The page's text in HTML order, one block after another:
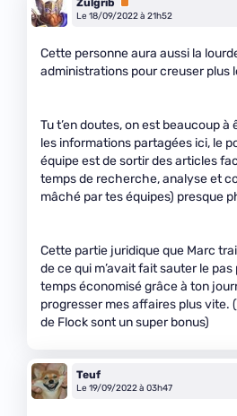
Zulgrib
Premium
Le 18/09/2022 à 21h52
Cette personne aura aussi la
administrations pour creuser plus
Tu t’en doutes, on est beaucoup
les informations partagées ici, le
équipe est de sortir des articles
temps de recherche, analyse et
mâché par tes équipes) presque
Cette partie juridique que Marc
de ce qui m’avait fait sauter le pas
temps économisé grâce à ton
progresser mes affaires plus vite.
de Flock sont un super bonus)
Teuf
Le 19/09/2022 à 03h47